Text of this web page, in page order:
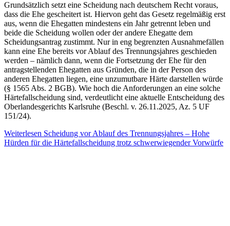
Grundsätzlich setzt eine Scheidung nach deutschem Recht voraus,
dass die Ehe gescheitert ist. Hiervon geht das Gesetz regelmäßig erst
aus, wenn die Ehegatten mindestens ein Jahr getrennt leben und
beide die Scheidung wollen oder der andere Ehegatte dem
Scheidungsantrag zustimmt. Nur in eng begrenzten Ausnahmefällen
kann eine Ehe bereits vor Ablauf des Trennungsjahres geschieden
werden – nämlich dann, wenn die Fortsetzung der Ehe für den
antragstellenden Ehegatten aus Gründen, die in der Person des
anderen Ehegatten liegen, eine unzumutbare Härte darstellen würde
(§ 1565 Abs. 2 BGB). Wie hoch die Anforderungen an eine solche
Härtefallscheidung sind, verdeutlicht eine aktuelle Entscheidung des
Oberlandesgerichts Karlsruhe (Beschl. v. 26.11.2025, Az. 5 UF
151/24).
Weiterlesen Scheidung vor Ablauf des Trennungsjahres – Hohe
Hürden für die Härtefallscheidung trotz schwerwiegender Vorwürfe